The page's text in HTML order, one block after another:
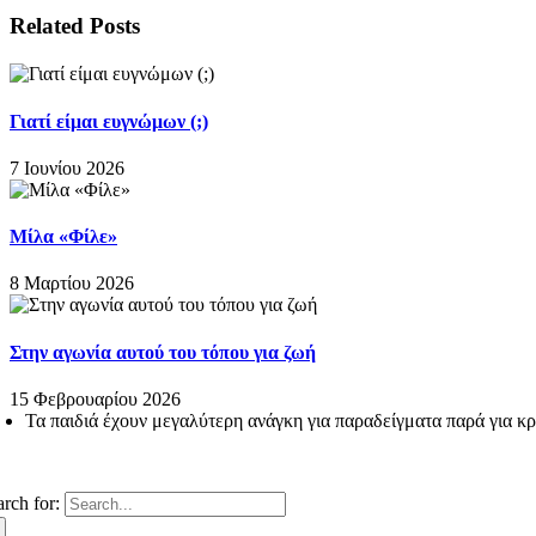
Related Posts
Γιατί είμαι ευγνώμων (;)
7 Ιουνίου 2026
Μίλα «Φίλε»
8 Μαρτίου 2026
Στην αγωνία αυτού του τόπου για ζωή
15 Φεβρουαρίου 2026
Τα παιδιά έχουν μεγαλύτερη ανάγκη για παραδείγματα παρά για
for: